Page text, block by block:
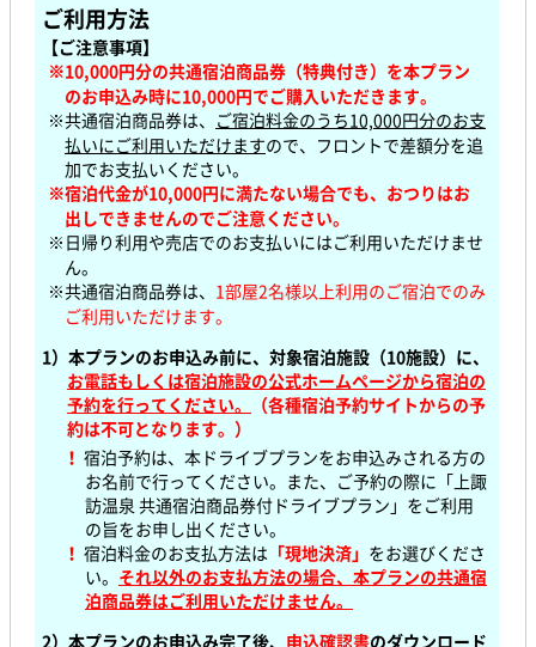
ご利用方法
【ご注意事項】
※10,000円分の共通宿泊商品券（特典付き）を本プラン
のお申込み時に10,000円でご購入いただきます。
※共通宿泊商品券は、 ご宿泊料金のうち10,000円分のお支
払いにご利用いただけますので、フロントで差額分を追
加でお支払いください。
※宿泊代金が10,000円に満たない場合でも、おつりはお
出しできませんのでご注意ください。
※日帰り利用や売店でのお支払いにはご利用いただけませ
ん。
※共通宿泊商品券は、 1部屋2名様以上利用のご宿泊でのみ
ご利用いただけます。
1）本プランのお申込み前に、対象宿泊施設（10施設）に、
お電話もしくは宿泊施設の公式ホームページから宿泊の
予約を行ってください。
（各種宿泊予約サイトからの予
約は不可となります。）
！ 宿泊予約は、本ドライブプランをお申込みされる方の
お名前で行ってください。また、ご予約の際に「上諏
訪温泉 共通宿泊商品券付ドライブプラン」をご利用
の旨をお申し出ください。
！ 宿泊料金のお支払方法は 「現地決済」 をお選びくださ
い。 それ以外のお支払方法の場合、本プランの共通宿
泊商品券はご利用いただけません。
2）本プランのお申込み完了後、 申込確認書のダウンロード